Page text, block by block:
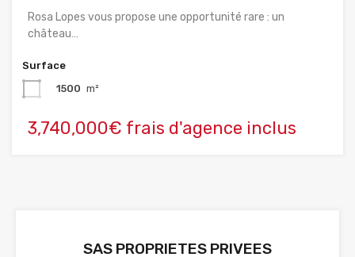
Rosa Lopes vous propose une opportunité rare : un
château…
Surface
1500 m²
3,740,000€ frais d'agence inclus
SAS PROPRIETES PRIVEES